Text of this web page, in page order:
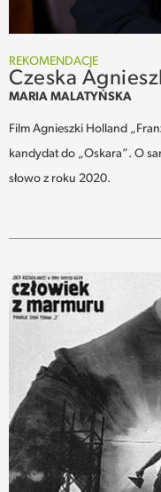
REKOMENDACJE
Czeska
MARIA MALATYŃSKA
Film Agnieszki Holland
kandydat do „Oskara”. O
słowo z roku 2020.